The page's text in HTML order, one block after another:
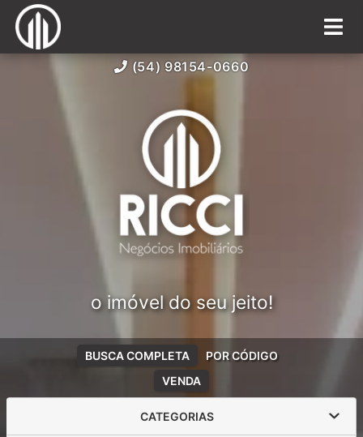
(54) 98154-0660
o imóvel do seu jeito!
VENDA
BUSCA COMPLETA POR CÓDIGO
CATEGORIAS